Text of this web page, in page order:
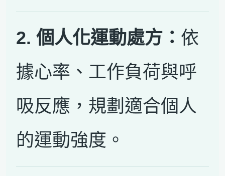
2. 個人化運動處方： 依
據心率、工作負荷與呼
吸反應，規劃適合個人
的運動強度。